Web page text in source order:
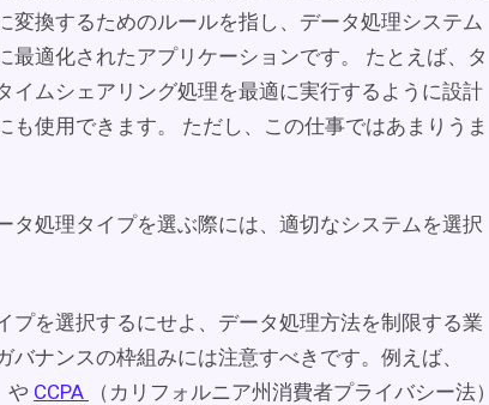
変換するためのルールを指し、データ処理システム
最適化されたアプリケーションです。 たとえば、タ
イムシェアリング処理を最適に実行するように設計
も使用できます。 ただし、この仕事ではあまりうま
タ処理タイプを選ぶ際には、適切なシステムを選択
プを選択するにせよ、データ処理方法を制限する業
ナンスの枠組みには注意すべきです。例えば、
や CCPA
（カリフォルニア州消費者プライバシー法）